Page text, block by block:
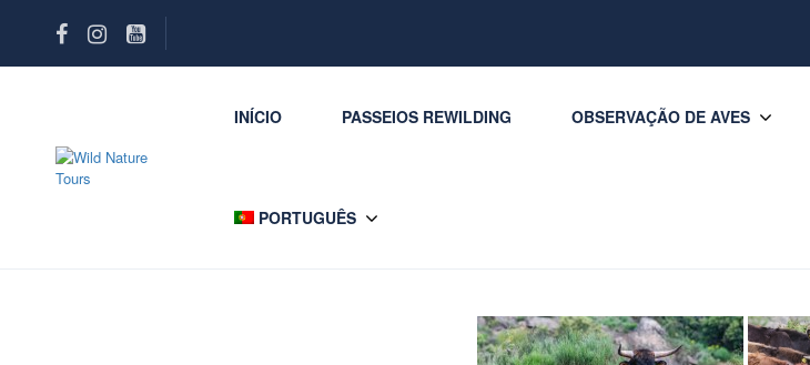
INÍCIO PASSEIOS REWILDING OBSERVAÇÃO DE AVES
PORTUGUÊS